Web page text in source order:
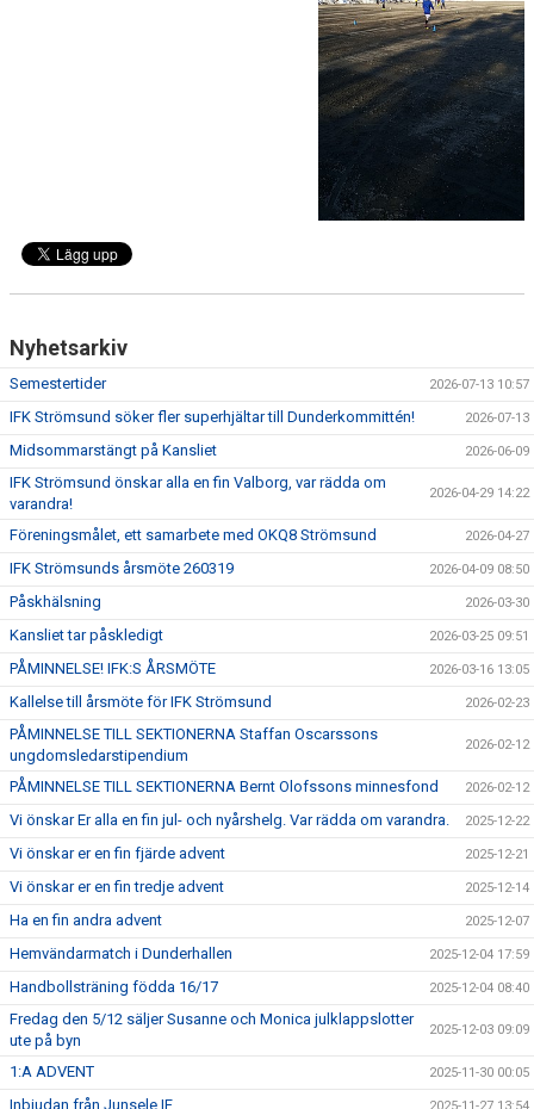
Nyhetsarkiv
Semestertider 2026-07-13 10:57
IFK Strömsund söker fler superhjältar till Dunderkommittén! 2026-07-13
Midsommarstängt på Kansliet 2026-06-09
IFK Strömsund önskar alla en fin Valborg, var rädda om
varandra!
2026-04-29 14:22
Föreningsmålet, ett samarbete med OKQ8 Strömsund 2026-04-27
IFK Strömsunds årsmöte 260319 2026-04-09 08:50
Påskhälsning 2026-03-30
Kansliet tar påskledigt 2026-03-25 09:51
PÅMINNELSE! IFK:S ÅRSMÖTE 2026-03-16 13:05
Kallelse till årsmöte för IFK Strömsund 2026-02-23
PÅMINNELSE TILL SEKTIONERNA Staffan Oscarssons
ungdomsledarstipendium
2026-02-12
PÅMINNELSE TILL SEKTIONERNA Bernt Olofssons minnesfond 2026-02-12
Vi önskar Er alla en fin jul- och nyårshelg. Var rädda om varandra. 2025-12-22
Vi önskar er en fin fjärde advent 2025-12-21
Vi önskar er en fin tredje advent 2025-12-14
Ha en fin andra advent 2025-12-07
Hemvändarmatch i Dunderhallen 2025-12-04 17:59
Handbollsträning födda 16/17 2025-12-04 08:40
Fredag den 5/12 säljer Susanne och Monica julklappslotter
ute på byn
2025-12-03 09:09
1:A ADVENT 2025-11-30 00:05
Inbjudan från Junsele IF